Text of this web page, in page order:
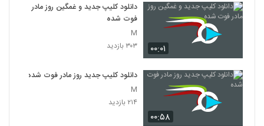
۰۰:۰۱
دانلود کلیپ جدید و غمگین روز مادر
فوت شده
M
۳۰۳ بازدید
۰۰:۵۸
دانلود کلیپ جدید روز مادر فوت شده
M
۲۱۴ بازدید